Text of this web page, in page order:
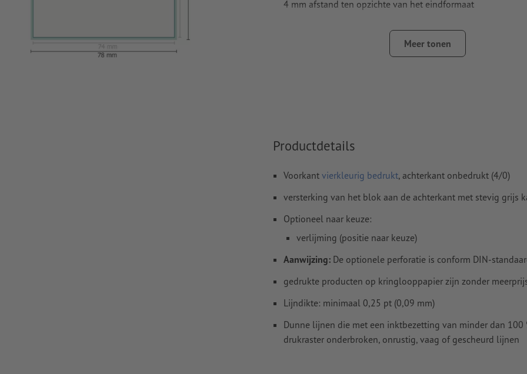
4 mm afstand ten opzichte van het eindformaat
Meer tonen
Productdetails
Voorkant vierkleurig bedrukt, achterkant onbedrukt (4/0)
versterking van het blok aan de achterkant met stevig grijs
Optioneel naar keuze:
verlijming (positie naar keuze)
Aanwijzing: De optionele perforatie is conform DIN-
gedrukte producten op kringlooppapier zijn zonder
Lijndikte: minimaal 0,25 pt (0,09 mm)
Dunne lijnen die met een inktbezetting van minder dan
drukraster onderbroken, onrustig, vaag of gescheurd lijnen